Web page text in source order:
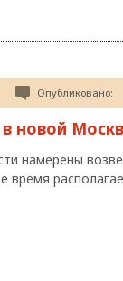
Опубликовано:
новой
намерены
время